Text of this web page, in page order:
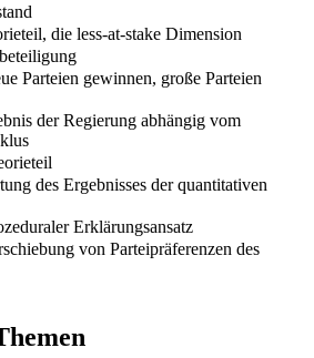
die less-at-stake Dimension
Parteien gewinnen, große Parteien
der Regierung abhängig vom
des Ergebnisses der quantitativen
Erklärungsansatz
von Parteipräferenzen des